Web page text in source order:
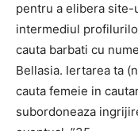
pentru a elibera
intermediul
cauta barbati cu
Bellasia. Iertarea ta
cauta femeie in
subordoneaza